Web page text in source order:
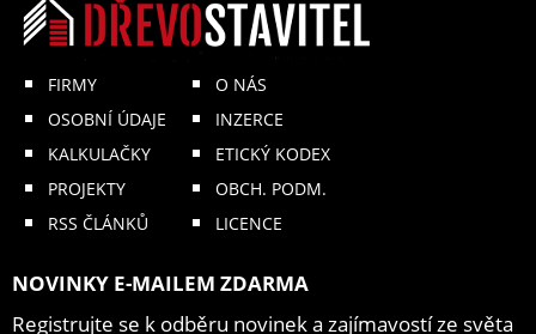
FIRMY
OSOBNÍ ÚDAJE
KALKULAČKY
PROJEKTY
RSS ČLÁNKŮ
O NÁS
INZERCE
ETICKÝ KODEX
OBCH. PODM.
LICENCE
NOVINKY E-MAILEM ZDARMA
Registrujte se k odběru novinek a zajímavostí ze světa